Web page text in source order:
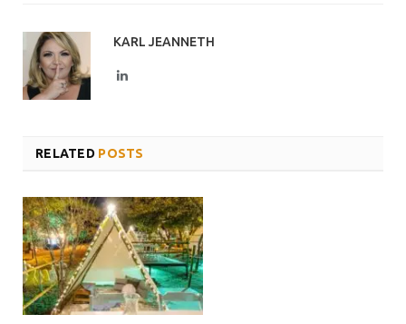
KARL JEANNETH
LinkedIn
RELATED POSTS